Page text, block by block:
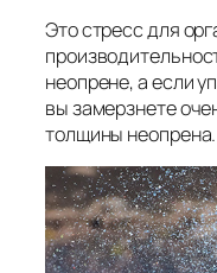
Это стресс для
неопрене, а если
вы замерзнете
толщины неопрена.